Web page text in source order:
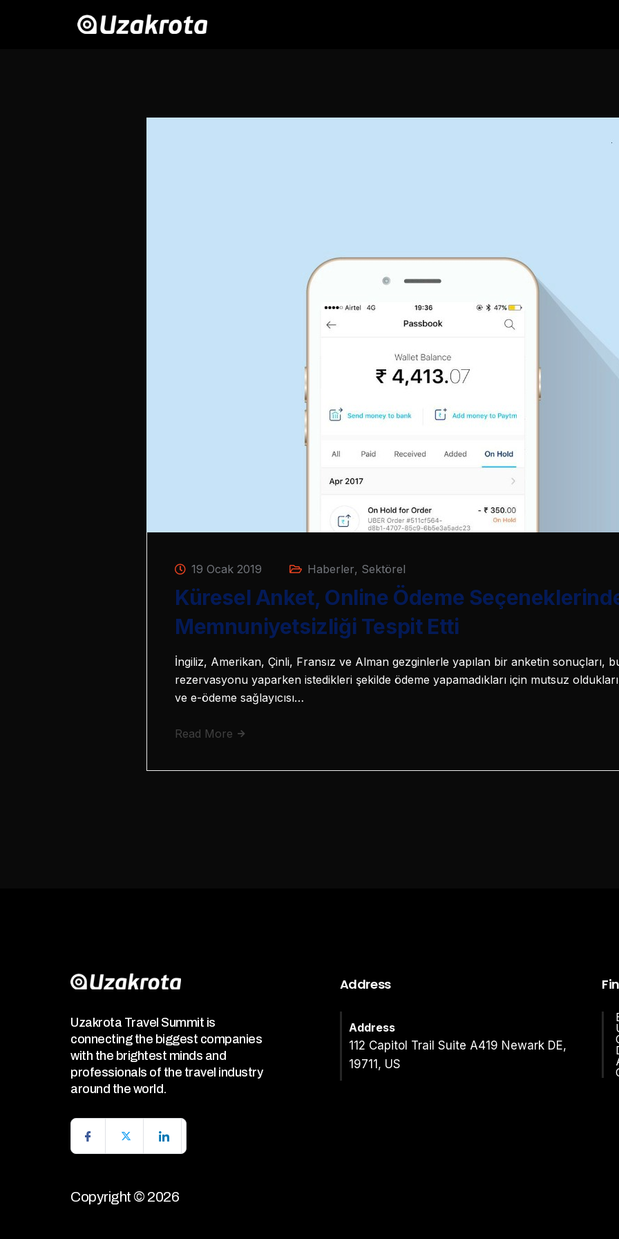
19 Ocak 2019 Haberler, Sektörel
Küresel Anket, Online Ödeme
Memnuniyetsizliği Tespit Etti
İngiliz, Amerikan, Çinli, Fransız ve Alman gezginlerle yapılan bir anketin sonuçları,
rezervasyonu yaparken istedikleri şekilde ödeme yapamadıkları için mutsuz
ve e-ödeme sağlayıcısı…
Read More
Uzakrota Travel Summit is
connecting the biggest companies
with the brightest minds and
professionals of the travel industry
around the world.
Copyright © 2026
Address
Address
112 Capitol Trail Suite A419 Newark DE,
19711, US